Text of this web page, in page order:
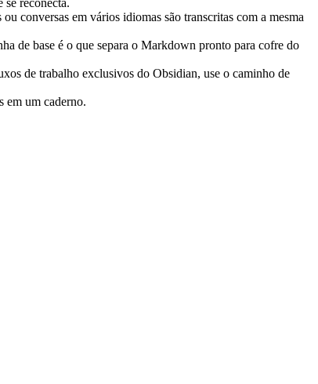
se reconecta.
conversas em vários idiomas são transcritas com a mesma
de base é o que separa o Markdown pronto para cofre do
de trabalho exclusivos do Obsidian, use o caminho de
em um caderno.